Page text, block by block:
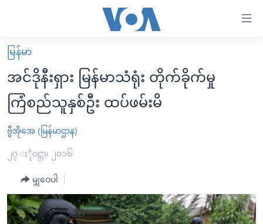
လွယ်ကူ
စေ
သည့်
Link
များ
ပင်မ
ကျော်
ကြည့်
မူလစာမျက်နှာ
မြန်မာ
ကမ္ဘာ့သတင်းများ
နိုင်ငံတကာ
အစ္စရေး-ပါလက်စတိုင်း
ဗွီဒီယို
သတင်းလွတ်လပ်ခွင့်
အင်္ဂလိပ်စာလေ့လာမယ်
အမေရိကန်သုံးအီဒီယံ
အပတ်စဉ်ကဏ္ဍများ
မြန်မာ
အင်ဒိုနီးရှား မြန်မာသံရုံး တိုက်ခိုက်မှု
ကြံစည်သူနှစ်ဦး ထပ်ဖမ်းမိ
ဗွီအိုအေ (မြန်မာဌာန)
၂၇ ႏိုဝင္ဘာ၊ ၂၀၁၆
မျှဝေပါ